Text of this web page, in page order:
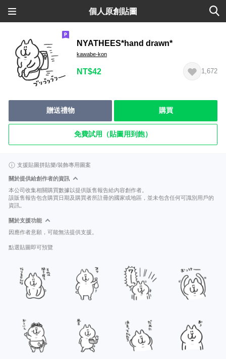
個人原創貼圖
NYATHEES*hand drawn*
kawabe-kon
NT$42 1,672
贈送禮物 購買
免費試用（貼圖用到飽）
支援貼圖拼貼樂/裝飾專用圖案
關於提供給創作者的資訊
本公司收集相關購買數據以提供販售報告給內容創作者。
該販售報告包含購買日期及購買者所註冊的國家或地區，並未包含任何可識別用戶的
資訊。
關於支援功能
因應作者意願，可能無法提供支援。
點選貼圖即可預覽